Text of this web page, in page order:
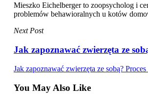
Mieszko Eichelberger to zoopsycholog i
problemów behawioralnych u kotów
Next Post
Jak zapoznawać zwierzęta ze
Jak zapoznawać zwierzęta ze sobą?
You May Also Like